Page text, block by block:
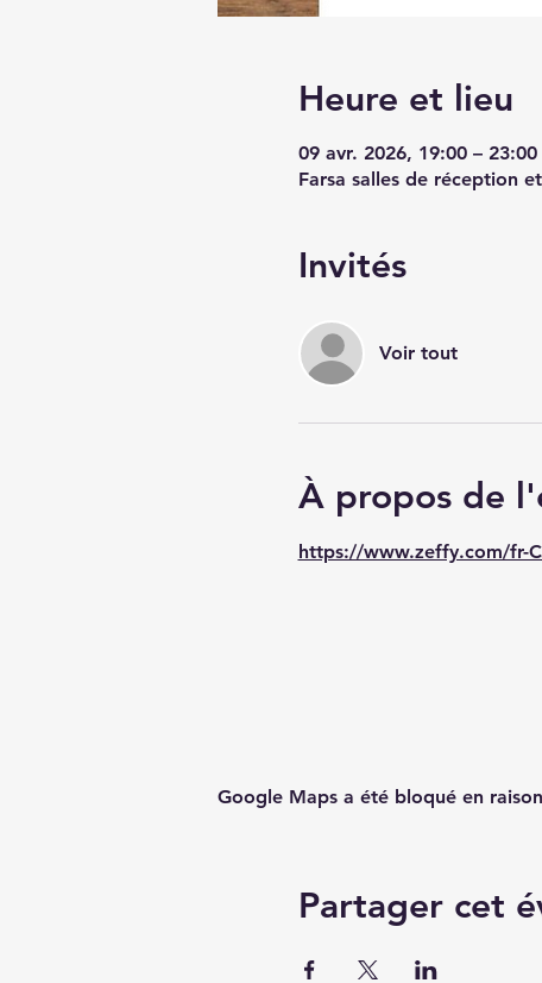
Heure et lieu
09 avr. 2026, 19:00 – 23:00
Farsa salles de réception
Invités
Voir tout
À propos de
https://www.zeffy.com/fr-
Google Maps a été bloqué en
Partager cet